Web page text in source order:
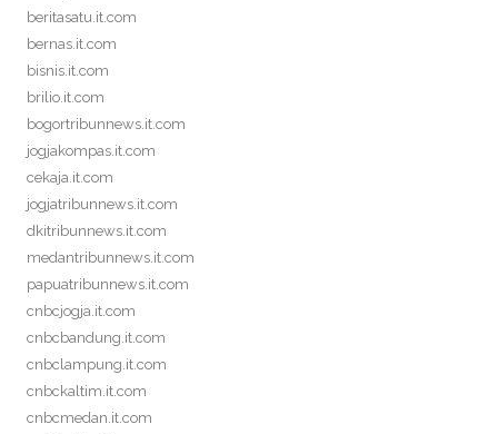
beritasatu.it.com
bernas.it.com
bisnis.it.com
brilio.it.com
bogortribunnews.it.com
jogjakompas.it.com
cekaja.it.com
jogjatribunnews.it.com
dkitribunnews.it.com
medantribunnews.it.com
papuatribunnews.it.com
cnbcjogja.it.com
cnbcbandung.it.com
cnbclampung.it.com
cnbckaltim.it.com
cnbcmedan.it.com